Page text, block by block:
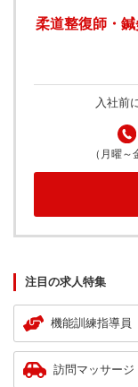
柔道整復師・
入社前
（月曜
注目の求人特集
機能訓練指導員
訪問マッサージ